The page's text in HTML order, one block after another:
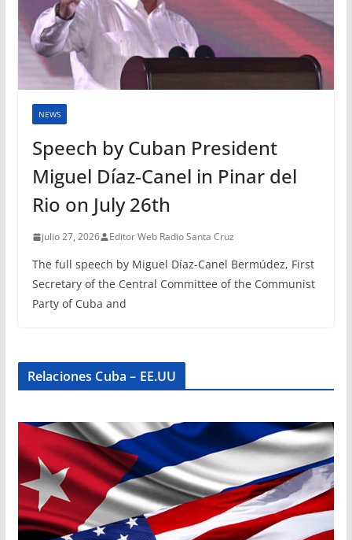
NEWS
Speech by Cuban President
Miguel Díaz-Canel in Pinar del
Rio on July 26th
julio 27, 2026 Editor Web Radio Santa Cruz
The full speech by Miguel Díaz-Canel Bermúdez, First
Secretary of the Central Committee of the Communist
Party of Cuba and
Relaciones Cuba – EE.UU